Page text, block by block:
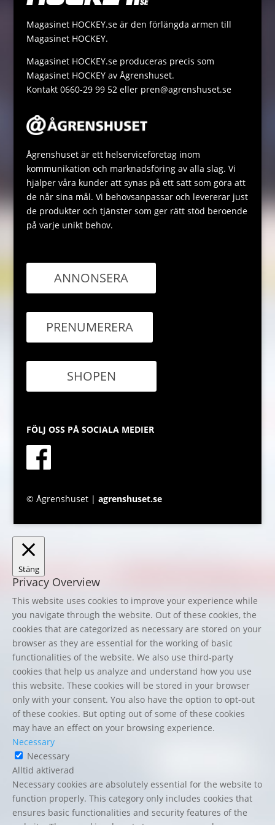
k
p
g
Magasinet HOCKEY.se är den förlängda armen till
Magasinet HOCKEY.
Magasinet HOCKEY.se produceras precis som
Magasinet HOCKEY av Ågrenshuset.
Kontakt 0660-29 99 52 eller pren@agrenshuset.se
Ågrenshuset är ett helserviceföretag inom
kommunikation och marknadsföring av alla slag. Vi
hjälper våra kunder att synas på ett sätt som göra att
de når sina mål. Vi behovsanpassar och levererar just
de produkter och tjänster som ger rätt stöd beroende
på varje unikt behov.
ANNONSERA
PRENUMERERA
SHOPEN
FÖLJ OSS PÅ SOCIALA MEDIER
© Ågrenshuset | agrenshuset.se
Stäng
Privacy Overview
This website uses cookies to improve your experience while
you navigate through the website. Out of these cookies, the
cookies that are categorized as necessary are stored on your
browser as they are essential for the working of basic
functionalities of the website. We also use third-party
cookies that help us analyze and understand how you use
this website. These cookies will be stored in your browser
only with your consent. You also have the option to opt-out
of these cookies. But opting out of some of these cookies
may have an effect on your browsing experience.
Necessary
Necessary
Alltid aktiverad
Necessary cookies are absolutely essential for the website to
function properly. This category only includes cookies that
ensures basic functionalities and security features of the